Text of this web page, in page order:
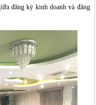
đăng ký kinh doanh và đăng